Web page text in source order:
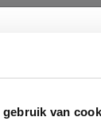
gebruik van